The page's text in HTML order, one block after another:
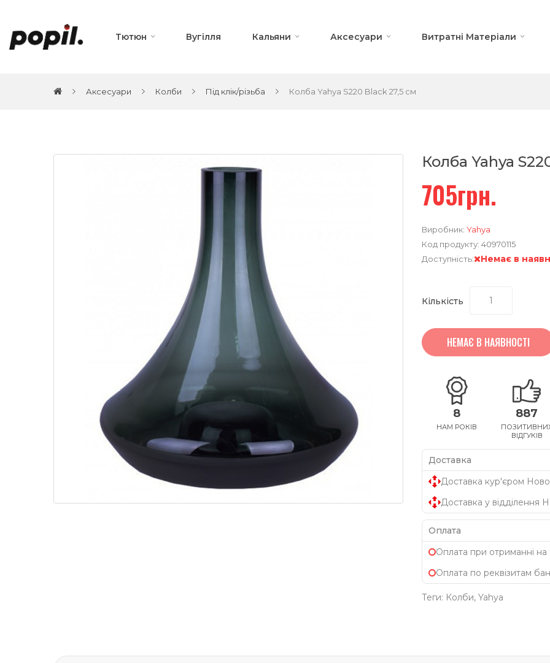
Тютюн Вугілля Кальяни Аксесуари Витратні Матеріали
Аксесуари Колби Під клік/різьба Колба Yahya S220 Black 27,5 см
Колба Yahya
705грн.
Виробник: Yahya
Код продукту: 40970115
Доступність:
Немає в
Кількість
НЕМАЄ В НАЯВНОСТІ
8
НАМ РОКІВ
887
ВІДГУКІВ
Доставка
Доставка кур'єром
Доставка у відділення
Оплата
Оплата при отриманні на
Оплата по реквізитам
Теги: Колби, Yahya